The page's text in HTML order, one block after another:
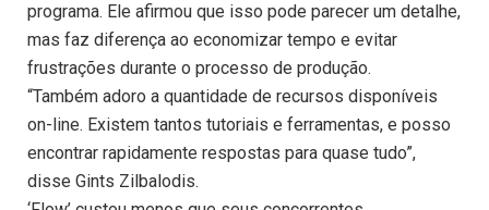
programa. Ele afirmou que isso pode parecer um detalhe,
mas faz diferença ao economizar tempo e evitar
frustrações durante o processo de produção.
“Também adoro a quantidade de recursos disponíveis
on-line. Existem tantos tutoriais e ferramentas, e posso
encontrar rapidamente respostas para quase tudo”,
disse Gints Zilbalodis.